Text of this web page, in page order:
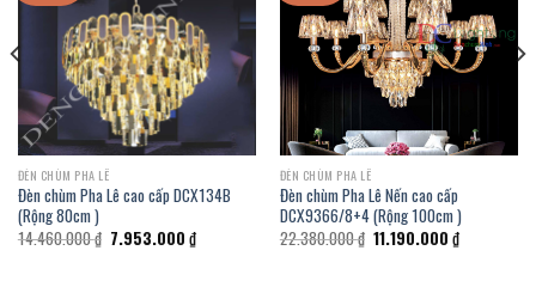
ĐÈN CHÙM PHA LÊ
Đèn chùm Pha Lê cao cấp DCX134B
(Rộng 80cm )
14.460.000₫ Giá
gốc
7.953.000 ₫Giá
hiện
ĐÈN CHÙM PHA LÊ
Đèn chùm Pha Lê Nến cao cấp
DCX9366/8+4 (Rộng 100cm )
22.380.000₫ Giá
gốc
11.190.000 ₫Giá
hiện